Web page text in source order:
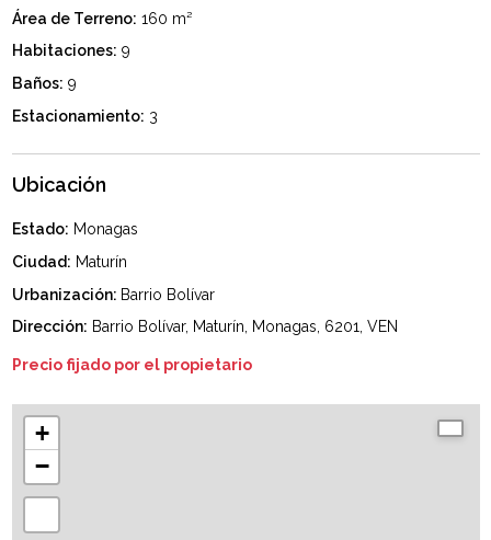
Área de Terreno: 160 m²
Habitaciones: 9
Baños: 9
Estacionamiento: 3
Ubicación
Estado: Monagas
Ciudad: Maturín
Urbanización: Barrio Bolívar
Dirección: Barrio Bolívar, Maturín, Monagas, 6201, VEN
Precio fijado por el propietario
+
−